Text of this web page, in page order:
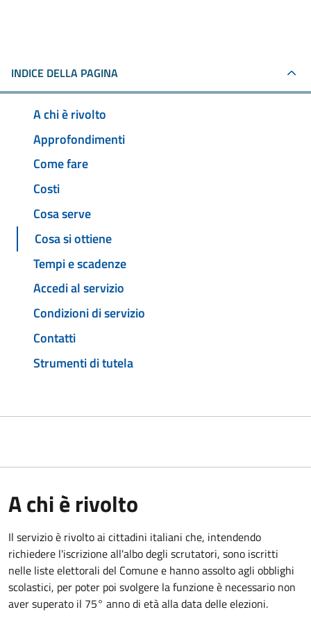
INDICE DELLA PAGINA
A chi è rivolto
Approfondimenti
Come fare
Costi
Cosa serve
Cosa si ottiene
Tempi e scadenze
Accedi al servizio
Condizioni di servizio
Contatti
Strumenti di tutela
A chi è rivolto
Il servizio è rivolto ai cittadini italiani che, intendendo
richiedere l'iscrizione all'albo degli scrutatori, sono iscritti
nelle liste elettorali del Comune e hanno assolto agli obblighi
scolastici, per poter poi svolgere la funzione è necessario non
aver superato il 75° anno di età alla data delle elezioni.